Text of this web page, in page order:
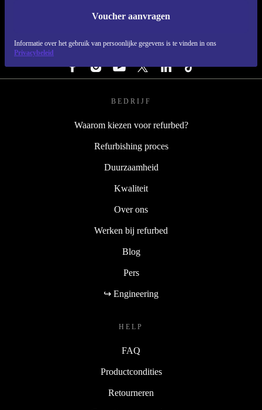
Voucher aanvragen
Informatie over het gebruik van persoonlijke gegevens is te vinden in ons
Privacybeleid
REFURBED NEDERLAND - RETHINK NEW.
VOLG ONS
BEDRIJF
Waarom kiezen voor refurbed?
Refurbishing proces
Duurzaamheid
Kwaliteit
Over ons
Werken bij refurbed
Blog
Pers
↪ Engineering
HELP
FAQ
Productcondities
Retourneren